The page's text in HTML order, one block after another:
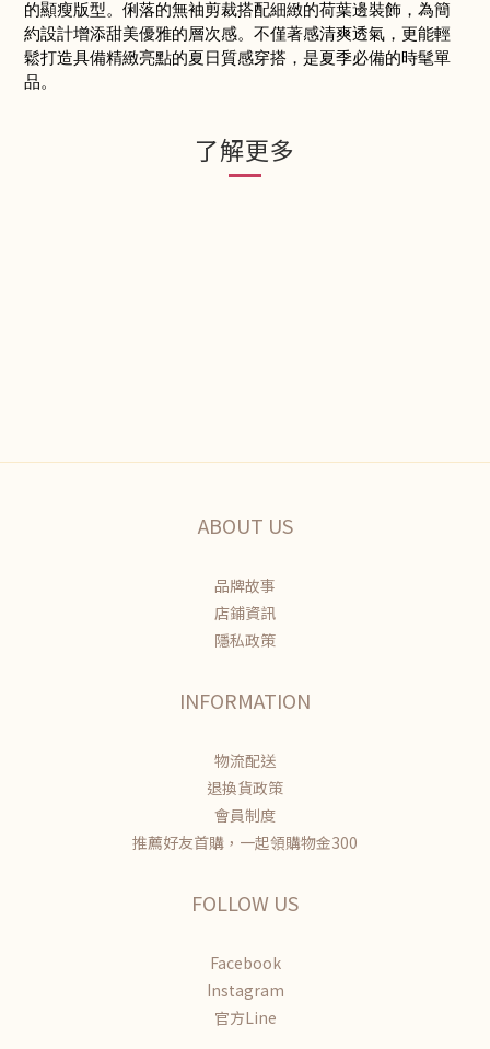
的顯瘦版型。俐落的無袖剪裁搭配細緻的荷葉邊裝飾，為簡
約設計增添甜美優雅的層次感。不僅著感清爽透氣，更能輕
鬆打造具備精緻亮點的夏日質感穿搭，是夏季必備的時髦單
品。
了解更多
ABOUT US
品牌故事
店鋪資訊
隱私政策
INFORMATION
物流配送
退換貨政策
會員制度
推薦好友首購，一起領購物金300
FOLLOW US
Facebook
Instagram
官方Line